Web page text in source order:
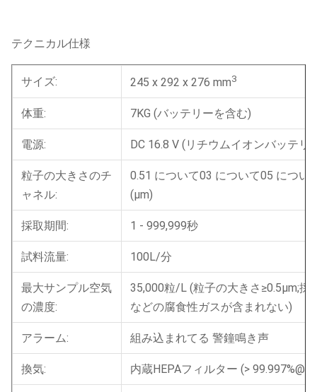
テクニカル仕様
サイズ: 245 x 292 x 276 mm3
体重: 7KG (バッテリーを含む)
電源: DC 16.8 V (リチウムイオンバッテリ
粒子の大きさのチ
ャネル:
0.51 について03 について05 につい
(μm)
採取期間: 1 - 999,999秒
試料流量: 100L/分
最大サンプル空気
の濃度:
35,000粒/L (粒子の大きさ≥0.5μm;採
などの腐食性ガスが含まれない)
アラーム: 組み込まれてる 警鐘鳴き声
換気: 内蔵HEPAフィルター (>